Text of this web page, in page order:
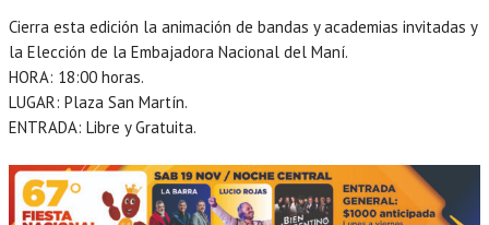
Cierra esta edición la animación de bandas y academias invitadas y
la Elección de la Embajadora Nacional del Maní.
HORA: 18:00 horas.
LUGAR: Plaza San Martín.
ENTRADA: Libre y Gratuita.